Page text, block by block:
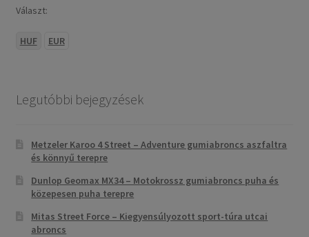
Választ:
HUF EUR
Legutóbbi bejegyzések
Metzeler Karoo 4 Street – Adventure gumiabroncs aszfaltra
és könnyű terepre
Dunlop Geomax MX34 – Motokrossz gumiabroncs puha és
közepesen puha terepre
Mitas Street Force – Kiegyensúlyozott sport-túra utcai
abroncs